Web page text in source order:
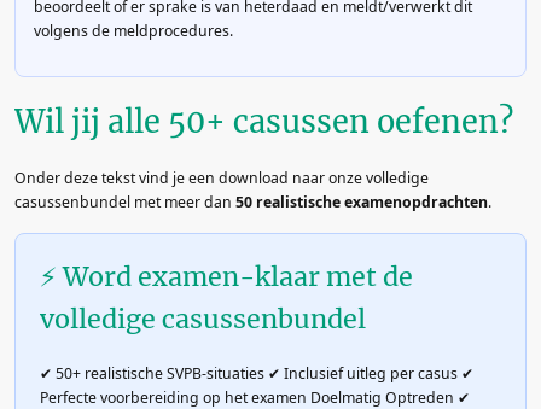
beoordeelt of er sprake is van heterdaad en meldt/verwerkt dit
volgens de meldprocedures.
Wil jij alle 50+ casussen oefenen?
Onder deze tekst vind je een download naar onze volledige
casussenbundel met meer dan 50 realistische examenopdrachten.
⚡ Word examen-klaar met de
volledige casussenbundel
✔ 50+ realistische SVPB-situaties ✔ Inclusief uitleg per casus ✔
Perfecte voorbereiding op het examen Doelmatig Optreden ✔